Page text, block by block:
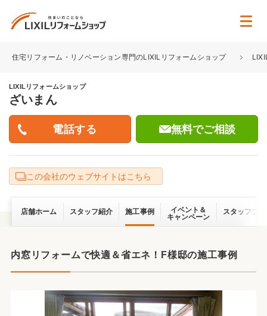
住宅リフォーム・リノベーション専門のLIXILリフォームショップ
LIXILリフォームショップ
ざいまん
無料でご相談
この会社のウェブサイトはこちら
店舗ホーム スタッフ紹介 施工事例
イベント＆
キャンペーン
スタッフブ
内窓リフォームで快適＆省エネ！F様邸の施工事例